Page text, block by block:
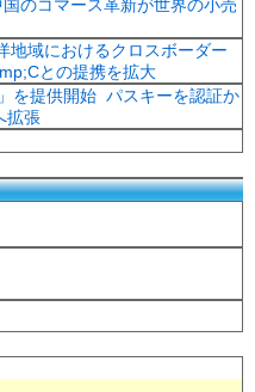
のコマース革新が世界の小売
地域におけるクロスボーダー
との提携を拡大
を提供開始 パスキーを認証か
拡張